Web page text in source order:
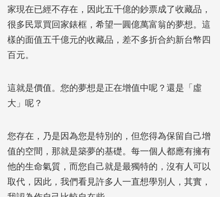
家現在已經不存在，因此五千億的鈔票成了收藏品，
很多民眾買回家錶框，希望一圓億萬富翁的夢想。這
樣的面值五千億元的收藏品，差不多折合約新台幣四
百元。
這就是價值。您的夢想是正在增值中呢？還是「虛
大」呢？
您存在，乃是因為您是特別的，但您得為保留自己增
值的空間，那就是築夢的基礎。每一個人都應有擁有
他的生命氣質，而您自己就是最獨特的，沒有人可以
取代，因此，我們看見許多人一直想學別人，其實，